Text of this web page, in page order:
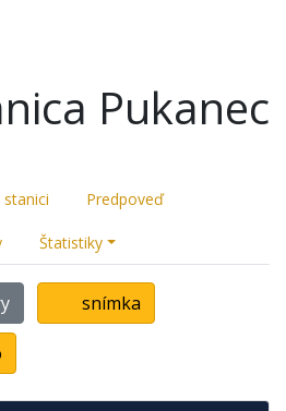
Pukanec
stanici Predpoveď
Štatistiky
snímka